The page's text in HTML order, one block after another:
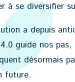
à se diversifier
a depuis
guide nos
désormais
future.